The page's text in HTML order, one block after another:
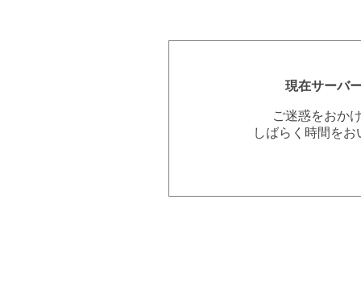
現在サーバ
ご迷惑をおか
しばらく時間を